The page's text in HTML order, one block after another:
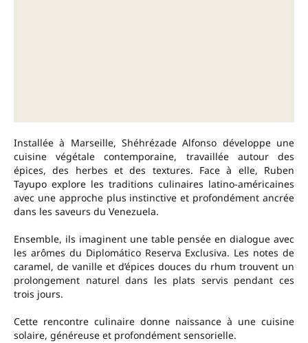
Installée à Marseille, Shéhrézade Alfonso développe une
cuisine végétale contemporaine, travaillée autour des
épices, des herbes et des textures. Face à elle, Ruben
Tayupo explore les traditions culinaires latino-américaines
avec une approche plus instinctive et profondément ancrée
dans les saveurs du Venezuela.
Ensemble, ils imaginent une table pensée en dialogue avec
les arômes du Diplomático Reserva Exclusiva. Les notes de
caramel, de vanille et d’épices douces du rhum trouvent un
prolongement naturel dans les plats servis pendant ces
trois jours.
Cette rencontre culinaire donne naissance à une cuisine
solaire, généreuse et profondément sensorielle.